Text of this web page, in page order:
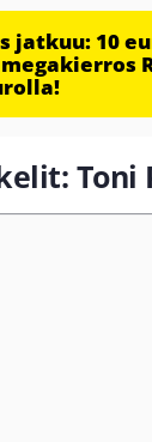
jatkuu: 10
Toni